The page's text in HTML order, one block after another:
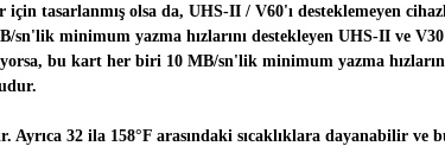
tasarlanmış olsa da, UHS-II / V60'ı desteklemeyen
sn'lik minimum yazma hızlarını destekleyen UHS-II ve
bu kart her biri 10 MB/sn'lik minimum yazma
Ayrıca 32 ila 158°F arasındaki sıcaklıklara dayanabilir ve